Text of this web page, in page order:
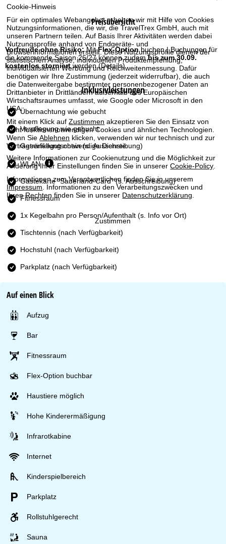
Cookie-Hinweis
Für ein optimales Webangebot erheben wir mit Hilfe von Cookies
Nutzungsinformationen, die wir, die TravelTrex GmbH, auch mit
unseren Partnern teilen. Auf Basis Ihrer Aktivitäten werden dabei
Nutzungsprofile anhand von Endgeräte- und
Browserinformationen erstellt. Diese Nutzungsprofile dienen der
statistischen Analyse, individuellen Produktempfehlung,
individualisierten Werbung und Reichweitenmessung. Dafür
benötigen wir Ihre Zustimmung (jederzeit widerrufbar), die auch
die Datenweitergabe bestimmter personenbezogener Daten an
Drittanbieter in Drittländern außerhalb des Europäischen
Wirtschaftsraumes umfasst, wie Google oder Microsoft in den
USA.
Mit einem Klick aufZustimmen akzeptieren Sie den Einsatz von
nicht funktionsnotwendigen Cookies und ähnlichen Technologien.
Wenn SieAblehnen klicken, verwenden wir nur technisch und zur
Vertragserfüllung notwendige Dienste.
Weitere Informationen zur Cookienutzung und die Möglichkeit zur
Änderung Ihrer Einstellungen finden Sie in unsererCookie-Policy.
Informationen zum Verantwortlichen finden Sie in unserem
Impressum. Informationen zu den Verarbeitungszwecken und
Ihren Rechten finden Sie in unserer Datenschutzerklärung.
Zustimmen
t
s
e
i
t
e
Preisübersicht
Vorfreude ohne Risiko:MitFlex-Optionbuchen | Buchungen für
die kommende Saison 26/27 können zudembis zum 30.09.
kostenlos storniertwerden(Details)
Inklusivleistungen
Übernachtung wie gebucht
Verpflegung wie gebucht
Getränkegutschein (s. Ausschreibung)
WLAN
Gästekarte "Sauerland-Card" (s. Ausschreibung)
Fitnessraum
1x Kegelbahn pro Person/Aufenthalt (s. Info vor Ort)
Tischtennis (nach Verfügbarkeit)
Hochstuhl (nach Verfügbarkeit)
Parkplatz (nach Verfügbarkeit)
Auf einen Blick
Aufzug
Bar
Fitnessraum
Flex-Option buchbar
Haustiere möglich
Hohe Kinderermäßigung
Infrarotkabine
Internet
Kinderspielbereich
Parkplatz
Rollstuhlgerecht
Sauna